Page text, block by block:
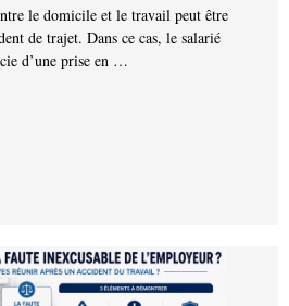
le domicile et le travail peut être
de trajet. Dans ce cas, le salarié
d’une prise en …